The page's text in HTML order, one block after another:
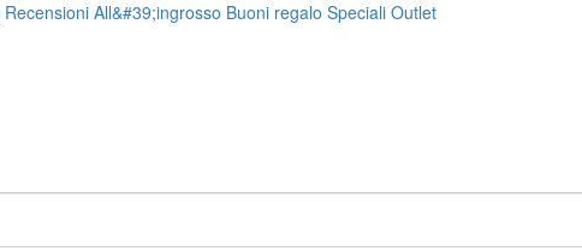
Recensioni All&#39;ingrosso Buoni regalo Speciali Outlet